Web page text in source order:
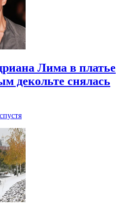
Лима в платье
декольте снялась